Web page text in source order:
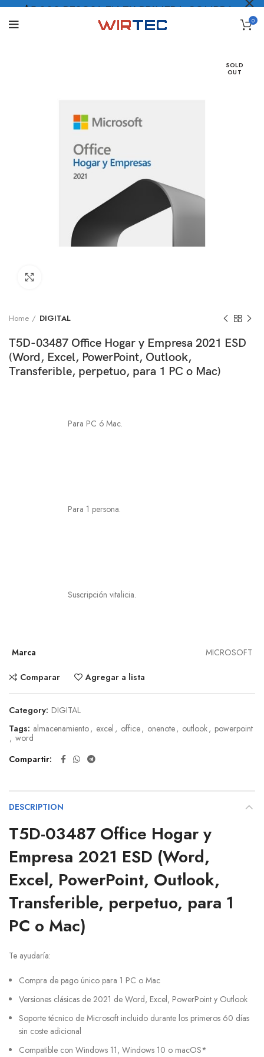
0
SOLD
OUT
Home DIGITAL
T5D-03487 Office Hogar y Empresa 2021 ESD
(Word, Excel, PowerPoint, Outlook,
Transferible, perpetuo, para 1 PC o Mac)
Para PC ó Mac.
Para 1 persona.
Suscripción vitalicia.
Marca MICROSOFT
Comparar Agregar a lista
Category: DIGITAL
Tags: almacenamiento, excel , office, onenote, outlook, powerpoint
, word
Compartir
DESCRIPTION
T5D-03487 Office Hogar y
Empresa 2021 ESD (Word,
Excel, PowerPoint, Outlook,
Transferible, perpetuo, para 1
PC o Mac)
Te ayudaría:
Compra de pago único para 1 PC o Mac
Versiones clásicas de 2021 de Word, Excel, PowerPoint y Outlook
Soporte técnico de Microsoft incluido durante los primeros 60 días
sin coste adicional
Compatible con Windows 11, Windows 10 o macOS*
$5.000 PESOS* EN TU PRIMERA COMPRA